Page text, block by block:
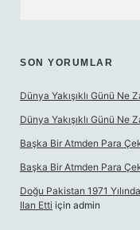
SON YORUMLAR
Dünya Yakışıklı Günü Ne
Dünya Yakışıklı Günü Ne
Başka Bir Atmden Para
Başka Bir Atmden Para
Doğu Pakistan 1971
Ilan Etti için admin